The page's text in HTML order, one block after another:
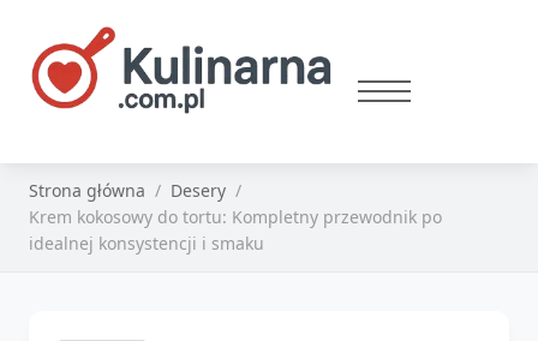
Strona główna
Desery
Krem kokosowy do tortu: Kompletny przewodnik po
idealnej konsystencji i smaku